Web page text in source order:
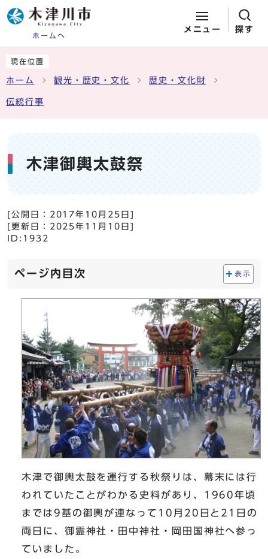
ホームへ
メニュー 探す
現在位置
ホーム 観光・歴史・文化 歴史・文化財
伝統行事
木津御輿太鼓祭
[公開日： 2017年10月25日
[更新日： 2025年11月10日
ID:1932
ページ内目次 表示
木津で御輿太鼓を運行する秋祭りは、幕末には行
われていたことがわかる史料があり、1960年頃
までは9基の御輿が連なって10月20日と21日の
両日に、御霊神社・田中神社・岡田国神社へ参っ
ていました。